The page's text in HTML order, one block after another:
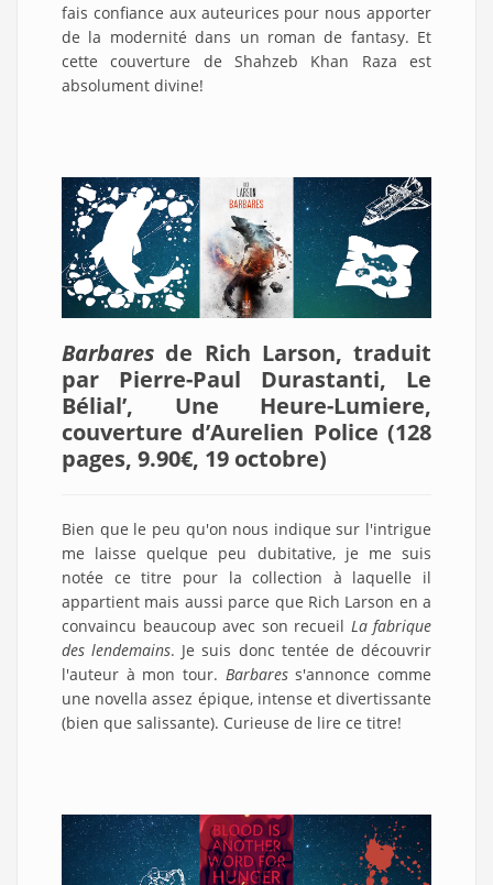
fais confiance aux auteurices pour nous apporter
de la modernité dans un roman de fantasy. Et
cette couverture de Shahzeb Khan Raza est
absolument divine!
Barbares de Rich Larson, traduit
par Pierre-Paul Durastanti, Le
Bélial’, Une Heure-Lumiere,
couverture d’Aurelien Police (128
pages, 9.90€, 19 octobre)
Bien que le peu qu'on nous indique sur l'intrigue
me laisse quelque peu dubitative, je me suis
notée ce titre pour la collection à laquelle il
appartient mais aussi parce que Rich Larson en a
convaincu beaucoup avec son recueil La fabrique
des lendemains. Je suis donc tentée de découvrir
l'auteur à mon tour. Barbaress'annonce comme
une novella assez épique, intense et divertissante
(bien que salissante). Curieuse de lire ce titre!